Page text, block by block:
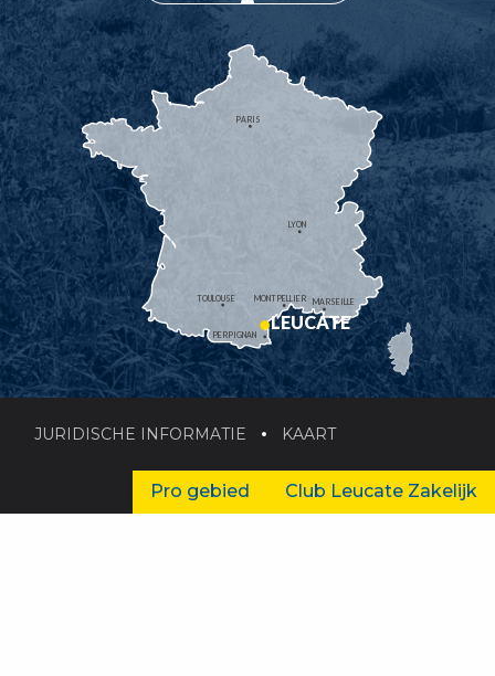
MONTPELLIER
PERPIGNAN
MARSEILLE
TOULOUSE
LYON
PARIS
LEUCATE
JURIDISCHE INFORMATIE KAART
Pro gebied Club Leucate Zakelijk